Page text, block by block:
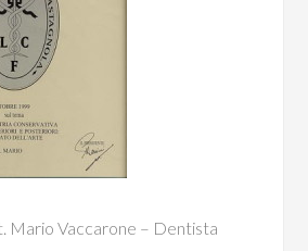
Vaccarone – Dentista